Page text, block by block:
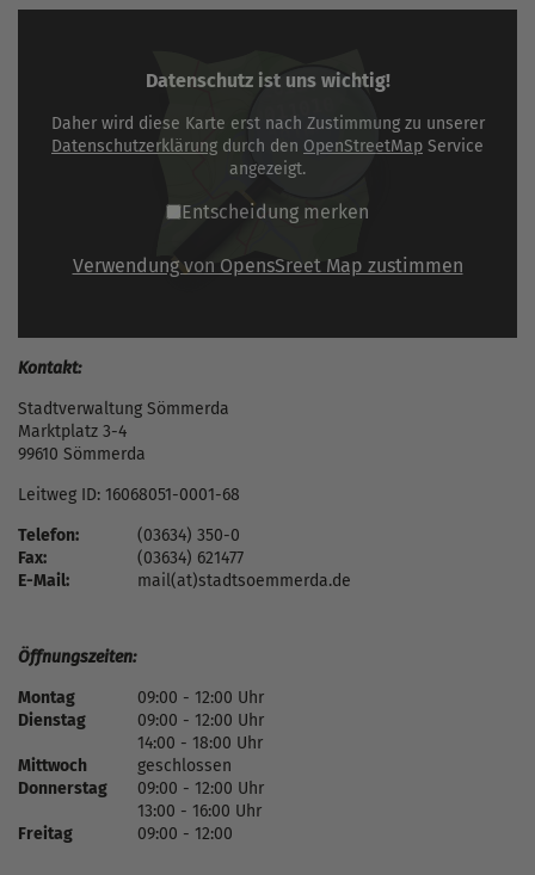
Datenschutz ist uns wichtig!
Daher wird diese Karte erst nach Zustimmung zu unserer
Datenschutzerklärung durch den OpenStreetMap Service
angezeigt.
Entscheidung merken
Verwendung von OpensSreet Map zustimmen
Kontakt:
Stadtverwaltung Sömmerda
Marktplatz 3-4
99610 Sömmerda
Leitweg ID: 16068051-0001-68
Telefon:
(03634) 350-0
Fax:
(03634) 621477
E-Mail:
mail(at)stadtsoemmerda.de
Öffnungszeiten:
Montag
09:00 - 12:00 Uhr
Dienstag
09:00 - 12:00 Uhr
14:00 - 18:00 Uhr
Mittwoch
geschlossen
Donnerstag
09:00 - 12:00 Uhr
13:00 - 16:00 Uhr
Freitag
09:00 - 12:00